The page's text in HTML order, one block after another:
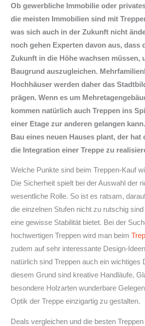
Ob gewerbliche Immobilie oder
die meisten Immobilien sind mit
was sich auch in der Zukunft nicht
noch gehen Experten davon aus, dass
Zukunft in die Höhe wachsen müssen,
Baugrund auszugleichen.
Hochhäuser werden daher das
prägen. Wenn es um
kommen natürlich auch Treppen ins
einer Etage zur anderen gelangen
Bau eines neuen Hauses plant, der hat
die Integration einer Treppe zu
Welche Punkte sind beim Treppen-Kauf
Die Sicherheit spielt bei der Auswahl der
wesentliche Rolle. So ist es ratsam,
die einzelnen Stufen nicht zu rutschig
eine gewisse Stabilität bietet. Bei der
hochwertigen Treppen wird man beim
zudem auf sehr interessante Design-
natürlich sind Treppen auch ein wichtiges
diesem Grund sind kreative Handläufe,
besondere Holzarten wunderbare
Optik der Treppe einzigartig zu gestalten.
Deals vergleichen und die besten